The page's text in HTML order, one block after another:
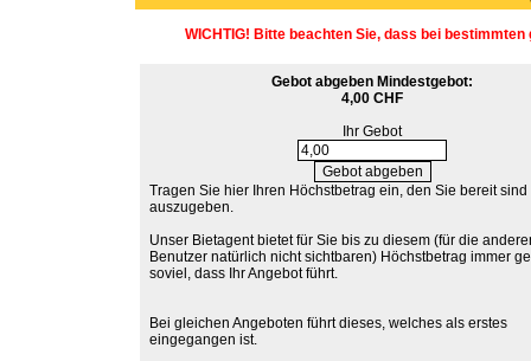
WICHTIG! Bitte beachten Sie, dass bei
Gebot abgeben Mindestgebot:
4,00 CHF
Ihr Gebot
Tragen Sie hier Ihren Höchstbetrag ein, den Sie bereit sind
auszugeben.
Unser Bietagent bietet für Sie bis zu diesem (für die
Benutzer natürlich nicht sichtbaren) Höchstbetrag immer
soviel, dass Ihr Angebot führt.
Bei gleichen Angeboten führt dieses, welches als erstes
eingegangen ist.